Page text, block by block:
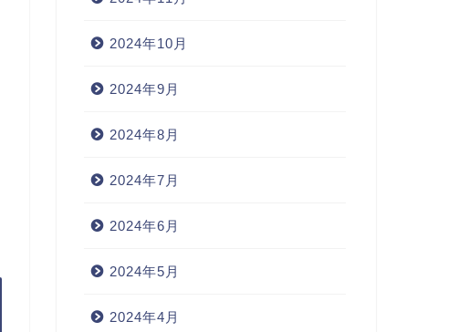
2024年10月
2024年9月
2024年8月
2024年7月
2024年6月
2024年5月
2024年4月